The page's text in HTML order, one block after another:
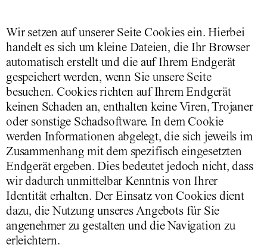
Wir setzen auf unserer Seite Cookies ein. Hierbei
handelt es sich um kleine Dateien, die Ihr Browser
automatisch erstellt und die auf Ihrem Endgerät
gespeichert werden, wenn Sie unsere Seite
besuchen. Cookies richten auf Ihrem Endgerät
keinen Schaden an, enthalten keine Viren, Trojaner
oder sonstige Schadsoftware. In dem Cookie
werden Informationen abgelegt, die sich jeweils im
Zusammenhang mit dem spezifisch eingesetzten
Endgerät ergeben. Dies bedeutet jedoch nicht, dass
wir dadurch unmittelbar Kenntnis von Ihrer
Identität erhalten. Der Einsatz von Cookies dient
dazu, die Nutzung unseres Angebots für Sie
angenehmer zu gestalten und die Navigation zu
erleichtern.